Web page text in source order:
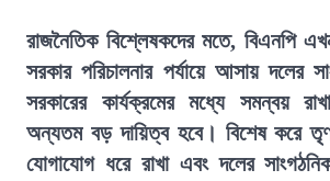
রাজনৈতিক বিশ্লেষকদের মতে, বিএনপি
সরকার পরিচালনার পর্যায়ে আসায় দলের
সরকারের কার্যক্রমের মধ্যে সমন্বয়
অন্যতম বড় দায়িত্ব হবে। বিশেষ করে
যোগাযোগ ধরে রাখা এবং দলের